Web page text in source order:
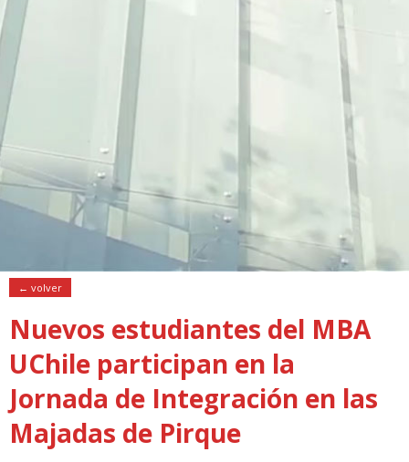
← volver
Nuevos estudiantes del MBA
UChile participan en la
Jornada de Integración en las
Majadas de Pirque